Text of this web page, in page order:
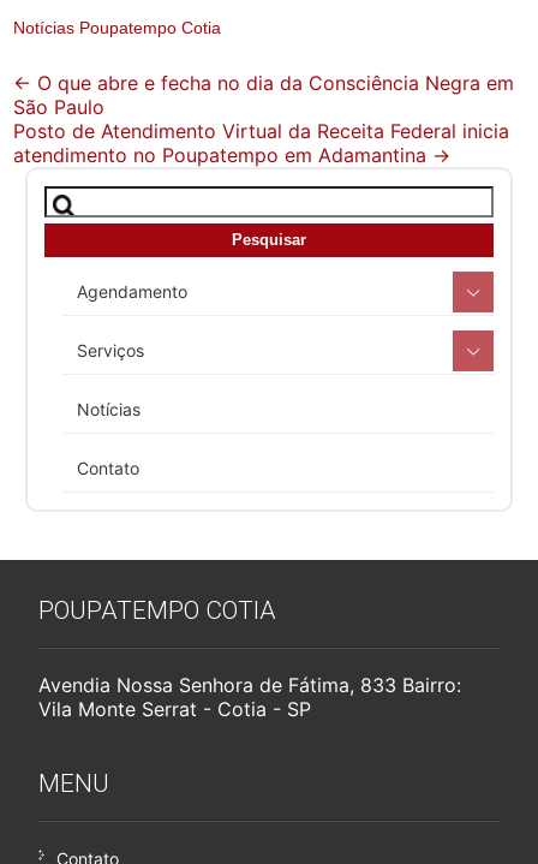
Notícias Poupatempo Cotia
Post
navigation
← O que abre e fecha no dia da Consciência Negra em
São Paulo
Posto de Atendimento Virtual da Receita Federal inicia
atendimento no Poupatempo em Adamantina →
Agendamento
Serviços
Notícias
Contato
POUPATEMPO COTIA
Avendia Nossa Senhora de Fátima, 833 Bairro:
Vila Monte Serrat - Cotia - SP
MENU
Contato